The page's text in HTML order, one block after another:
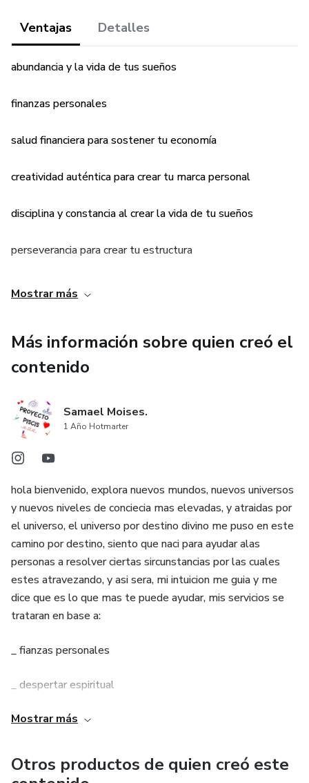
Ventajas Detalles
abundancia y la vida de tus sueños
finanzas personales
salud financiera para sostener tu economía
creatividad auténtica para crear tu marca personal
disciplina y constancia al crear la vida de tu sueños
perseverancia para crear tu estructura
Mostrar más
Más información sobre quien creó el
contenido
Samael Moises.
1 Año Hotmarter
hola bienvenido, explora nuevos mundos, nuevos universos
y nuevos niveles de conciecia mas elevadas, y atraidas por
el universo, el universo por destino divino me puso en este
camino por destino, siento que naci para ayudar alas
personas a resolver ciertas sircunstancias por las cuales
estes atravezando, y asi sera, mi intuicion me guia y me
dice que es lo que mas te puede ayudar, mis servicios se
trataran en base a:
_ fianzas personales
_ despertar espiritual
_ doble y saltos cuanticos,
Mostrar más
Otros productos de quien creó este